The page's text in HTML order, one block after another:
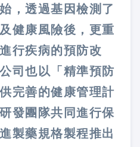
，透過基因檢測了
健康風險後，更重
行疾病的預防改
司也以「精準預防
完善的健康管理計
發團隊共同進行保
製藥規格製程推出